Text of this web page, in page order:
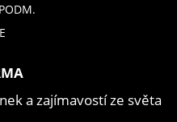
a zajímavostí ze světa